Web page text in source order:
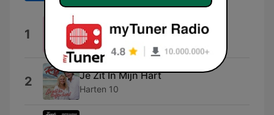
1 Engelbewaarder
Marco Schuitmaker
2 Je Zit In Mijn Hart
Harten 10